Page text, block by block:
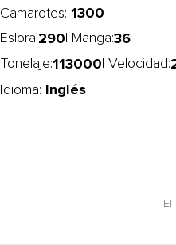
Camarotes: 1300
Eslora:290 | Manga:36
Tonelaje:113000 | Velocidad:
Idioma: Inglés